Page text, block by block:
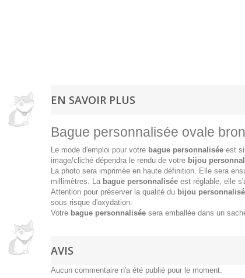
EN SAVOIR PLUS
Bague personnalisée ovale
Le mode d'emploi pour votre bague personnalisée est
image/cliché dépendra le rendu de votre bijou
La photo sera imprimée en haute définition. Elle sera
millimètres. La bague personnalisée est réglable, elle
Attention pour préserver la qualité du bijou personnalisé
sous risque d'oxydation.
Votre bague personnalisée sera emballée dans un
AVIS
Aucun commentaire n'a été publié pour le moment.